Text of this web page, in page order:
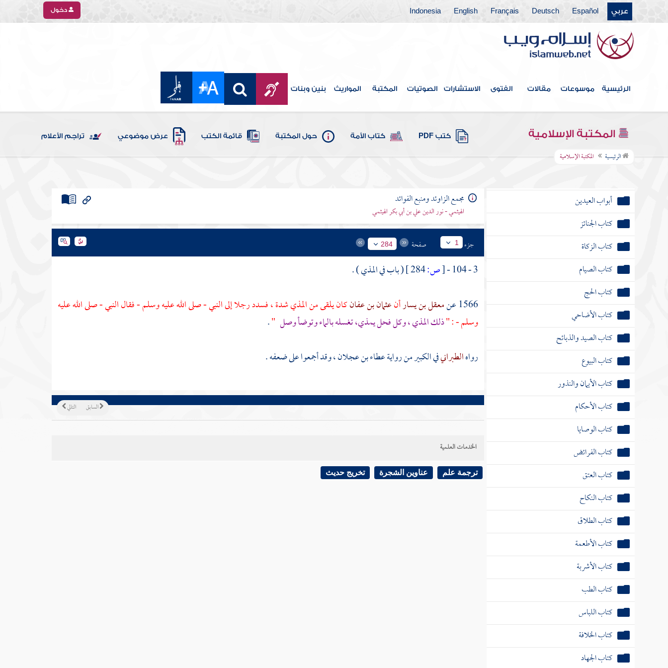
عربي Español
Deutsch
Français
English
Indonesia دخول
الرئيسية موسوعات مقالات الفتوى الاستشارات الصوتيات المكتبة المواريث بنين وبنات
المكتبة الإسلامية كتب PDF كتاب الأمة حول المكتبة قائمة الكتب عرض موضوعي تراجم الأعلام
الرئيسية المكتبة الإسلامية
فهرس الكتاب
خطبة الكتاب
كتاب الإيمان
كتاب العلم
أبواب العيدين
كتاب الجنائز
كتاب الزكاة
كتاب الصيام
كتاب الحج
كتاب الأضاحي
كتاب الصيد والذبائح
كتاب البيوع
كتاب الأيمان والنذور
كتاب الأحكام
كتاب الوصايا
كتاب الفرائض
كتاب العتق
كتاب النكاح
كتاب الطلاق
كتاب الأطعمة
كتاب الأشربة
كتاب الطب
كتاب اللباس
كتاب الخلافة
كتاب الجهاد
مجمع الزاوئد ومنبع الفوائد
الهيثمي - نور الدين علي بن أبي بكر الهيثمي
جزء 1 صفحة 284
3 - 104 -
[ص:
( باب في المذي ) .
1566 عن
معقل بن يسارأنعثمان بن عفانكان يلقى من المذي شدة ، فسدد رجلا إلى النبي - صلى الله عليه وسلم - فقال النبي - صلى الله عليه
وسلم - : "ذلك المذي ، وكل فحل يمذي، تغسله بالماء وتوضأ وصل "
.
رواهالطبرانيفي الكبير من روايةعطاء بن عجلان، وقد أجمعوا على ضعفه .
التالي السابق
الخدمات العلمية
ترجمة علم عناوين الشجرة تخريج حديث